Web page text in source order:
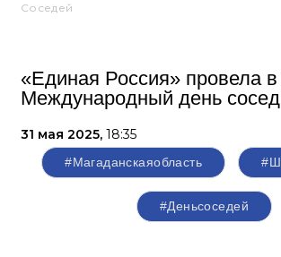
Соседей
«Единая Россия» провела
Международный день
31 мая 2025, 18:35
#Магаданскаяобласть
#Деньсоседей